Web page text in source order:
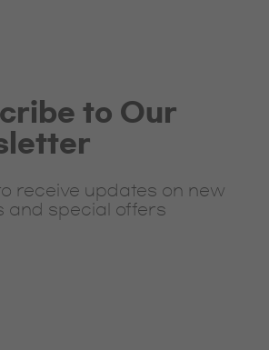
to Our
receive updates on new
and special offers